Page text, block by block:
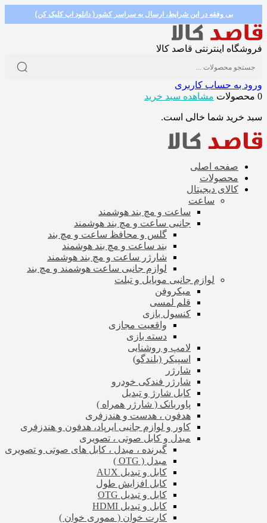
بی وفقه در این شرایط، ارسال به سراسر کشور( دانلود اپ کلیک کن)
فروشگاه اینترنتی قاصد کالا
ورود به حساب کاربری
0 محصولات
مشاهده سبد خرید
سبد خرید شما خالی است.
صفحه اصلی
محصولات
کالای دیجیتال
ساعت
ساعت و مچ بند هوشمند
جانبی ساعت و مچ بند هوشمند
گلس و محافظ ساعت و مچ بند
بند ساعت و مچ بند هوشمند
شارژر ساعت و مچ بند هوشمند
لوازم جانبی ساعت هوشمند و مچ بند
لوازم جانبی موبایل و تبلت
میکروفن
قلم لمسی
کنسول بازی
واقعیت مجازی
دسته بازی
لامپ و روشنایی
اسپیکر (بلندگو)
شارژر
شارژر فندکی خودرو
کابل شارژ و تبدیل
پاوربانک ( شارژر همراه )
هدفون ، هدست و هندزفری
کاور و لوازم جانبی ایرپاد، هدفون و هندزفری
مبدل و کابل صوتی ، تصویری
گیرنده ، مبدل ، کابل های صوتی و تصویری
مبدل ( OTG )
کابل و تبدیل AUX
کابل افزایش طول
کابل و تبدیل OTG
کابل و تبدیل HDMI
کارت خوان ( مموری خوان )